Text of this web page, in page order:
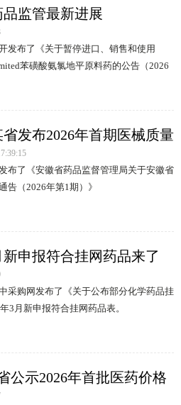
监管最新进展
发布了《关于暂停进口、销售和使用
苯磺酸氨氯地平原料药的公告（2026
的广泛关注。
发布2026年首期医械质量
布了《安徽省药品监督管理局关于安徽省
告（2026年第1期）》
申报符合挂网药品来了
采购网发布了《关于公布部分化学药品挂
3月新申报符合挂网药品表。
公示2026年首批医药价格
级结果